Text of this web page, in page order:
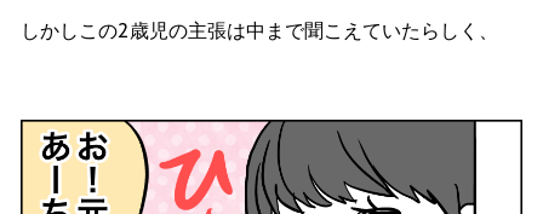
しかしこの2歳児の主張は中まで聞こえていたらしく、